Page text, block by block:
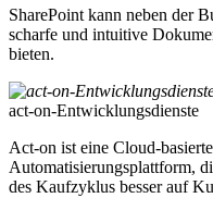
SharePoint kann neben der
scharfe und intuitive
bieten.
act-on-Entwicklungsdienste
Act-on ist eine Cloud-
Automatisierungsplattform,
des Kaufzyklus besser auf